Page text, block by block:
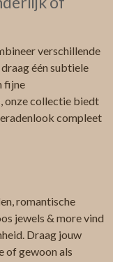
verschillende
één subtiele
fijne
onze collectie biedt
compleet
romantische
jewels & more vind
Draag jouw
of gewoon als